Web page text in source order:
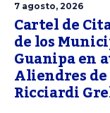
7 agosto, 2026
Cartel de
de los
Guanipa en
Aliendres
Ricciardi